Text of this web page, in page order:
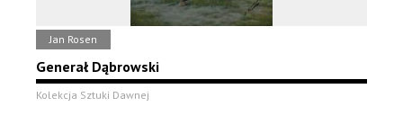
Jan Rosen
Generał Dąbrowski
Kolekcja Sztuki Dawnej